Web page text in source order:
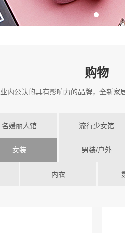
购物
业内公认的具有影响力的品牌，全新家
名媛丽人馆 流行少女馆
女装 男装/户外
内衣